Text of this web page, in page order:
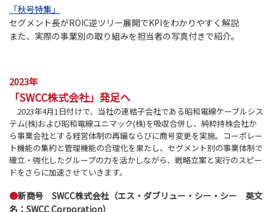
「秋号特集」
セグメント長がROIC逆ツリー展開でKPIをわかりやすく解説
また、実際の事業別の取り組みを担当者の写真付きで紹介。
2023年
「SWCC株式会社」発足へ
2023年4月1日付けで、当社の連結子会社である昭和電線ケーブルシス
テム(株)および昭和電線ユニマック(株)を吸収合併し、純粋持株会社か
ら事業会社とする経営体制の再編ならびに商号変更を実施。コーポレー
ト機能の集約と管理機能の合理化を果たし、セグメント別の事業体制で
確立・強化したグループの力を活かしながら、戦略立案と実行のスピー
ドをさらに加速させていきます。
●新商号 SWCC株式会社（エス・ダブリュー・シー・シー 英文
名：SWCC Corporation）